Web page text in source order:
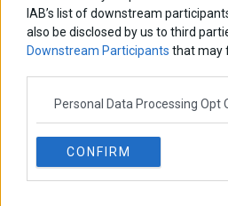
IAB’s list of downstream
also be disclosed by us to third
Downstream Participants that may
Personal Data Processing Opt
CONFIRM
Χρηματιστήριο: Δεύτερη ημέρα
εκατ.